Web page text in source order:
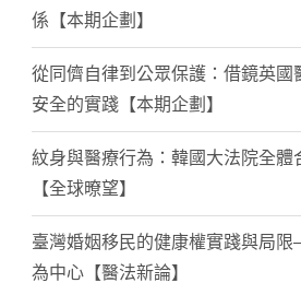
係【本期企劃】
從同儕自律到公眾保護：借鏡英國
安全的實踐【本期企劃】
紋身與醫療行為：韓國大法院全體
【全球暸望】
臺灣婚姻移民的健康權實踐與局
為中心【醫法新論】